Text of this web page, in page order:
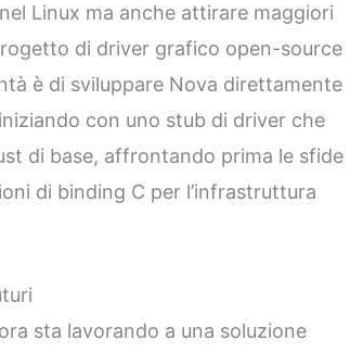
Linux ma anche attirare maggiori
di driver grafico open-source
è di sviluppare Nova direttamente
con uno stub di driver che
di base, affrontando prima le sfide
di binding C per l’infrastruttura
sta lavorando a una soluzione